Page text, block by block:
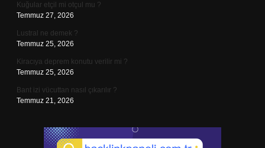
Kuğular etçil mi otçul mu ?
Temmuz 27, 2026
Lustral ne demek ?
Temmuz 25, 2026
Kiracıya deprem konutu verilir mi ?
Temmuz 25, 2026
Bant izi vücuttan nasıl çıkarılır ?
Temmuz 21, 2026